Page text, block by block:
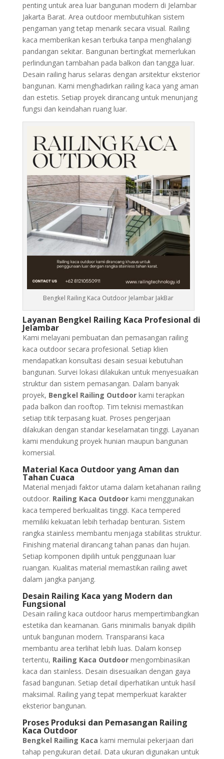
penting untuk area luar bangunan modern di Jelambar
Jakarta Barat. Area outdoor membutuhkan sistem
pengaman yang tetap menarik secara visual. Railing
kaca memberikan kesan terbuka tanpa menghalangi
pandangan sekitar. Bangunan bertingkat memerlukan
perlindungan tambahan pada balkon dan tangga luar.
Desain railing harus selaras dengan arsitektur eksterior
bangunan. Kami menghadirkan railing kaca yang aman
dan estetis. Setiap proyek dirancang untuk menunjang
fungsi dan keindahan ruang luar.
Bengkel Railing Kaca Outdoor Jelambar JakBar
Layanan Bengkel Railing Kaca Profesional di
Jelambar
Kami melayani pembuatan dan pemasangan railing
kaca outdoor secara profesional. Setiap klien
mendapatkan konsultasi desain sesuai kebutuhan
bangunan. Survei lokasi dilakukan untuk menyesuaikan
struktur dan sistem pemasangan. Dalam banyak
proyek, Bengkel Railing Outdoorkami terapkan
pada balkon dan rooftop. Tim teknisi memastikan
setiap titik terpasang kuat. Proses pengerjaan
dilakukan dengan standar keselamatan tinggi. Layanan
kami mendukung proyek hunian maupun bangunan
komersial.
Material Kaca Outdoor yang Aman dan
Tahan Cuaca
Material menjadi faktor utama dalam ketahanan railing
outdoor. Railing Kaca Outdoorkami menggunakan
kaca tempered berkualitas tinggi. Kaca tempered
memiliki kekuatan lebih terhadap benturan. Sistem
rangka stainless membantu menjaga stabilitas struktur.
Finishing material dirancang tahan panas dan hujan.
Setiap komponen dipilih untuk penggunaan luar
ruangan. Kualitas material memastikan railing awet
dalam jangka panjang.
Desain Railing Kaca yang Modern dan
Fungsional
Desain railing kaca outdoor harus mempertimbangkan
estetika dan keamanan. Garis minimalis banyak dipilih
untuk bangunan modern. Transparansi kaca
membantu area terlihat lebih luas. Dalam konsep
tertentu, Railing Kaca Outdoormengombinasikan
kaca dan stainless. Desain disesuaikan dengan gaya
fasad bangunan. Setiap detail diperhatikan untuk hasil
maksimal. Railing yang tepat memperkuat karakter
eksterior bangunan.
Proses Produksi dan Pemasangan Railing
Kaca Outdoor
Bengkel Railing Kaca kami memulai pekerjaan dari
tahap pengukuran detail. Data ukuran digunakan untuk